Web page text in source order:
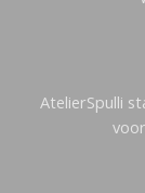
AtelierSpulli